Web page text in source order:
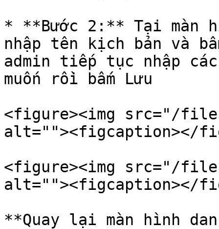
* **Bước 2:** Tại màn
nhập tên kịch bản và
admin tiếp tục nhập
muốn rồi bấm Lưu
<figure><img src="/
alt=""><figcaption></
<figure><img src="/files/
alt=""><figcaption></
**Quay lại màn hình